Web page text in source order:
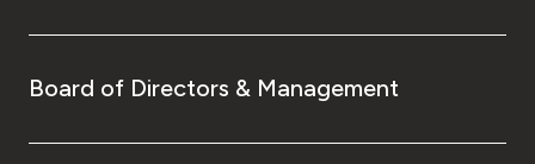
Board of Directors & Management